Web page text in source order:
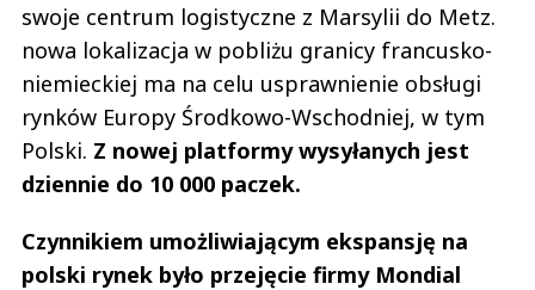
swoje centrum logistyczne z Marsylii do Metz.
nowa lokalizacja w pobliżu granicy francusko-
niemieckiej ma na celu usprawnienie obsługi
rynków Europy Środkowo-Wschodniej, w tym
Polski. Z nowej platformy wysyłanych jest
dziennie do 10 000 paczek.
Czynnikiem umożliwiającym ekspansję na
polski rynek było przejęcie firmy Mondial